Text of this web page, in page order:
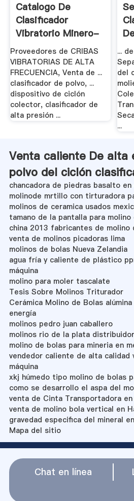
Catalogo De
Clasificador
Vibratorio Minero-
XSM .
Proveedores de CRIBAS
VIBRATORIAS DE ALTA
FRECUENCIA, Venta de ...
clasificador de polvo, ...
dispositivo de ciclón
colector, clasificador de
alta presión ...
...
del
...
Venta caliente De alta
polvo del ciclón
chancadora de piedras basalto en
molinode mrtillo con tirturadora
molinos de ceramica usados
tamano de la pantalla para
china 2013 fabricantes de molino
venta de molinos picadoras lima
molinos de bolas Nueva Zelandia
agua fría y caliente de plástico
máquina
molino para moler tascalate
Tesis Sobre Molinos Triturador
Cerámica Molino de Bolas
energía
molinos pedro juan caballero
molinos rio de la plata
molino de bolas para mineria en
vendedor caliente de alta calidad
máquina
xkj húmedo tipo molino de bolas
como se desarrollo el aspa del
venta de Cinta Transportadora en
venta de molino bola vertical en
gravedad especifica del mineral
Mapa del sitio
Chat en línea